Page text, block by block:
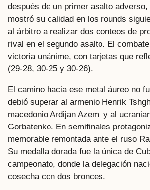
después de un primer asalto adverso,
mostró su calidad en los rounds
al árbitro a realizar dos conteos de
rival en el segundo asalto. El
victoria unánime, con tarjetas que
(29-28, 30-25 y 30-26).
El camino hacia ese metal áureo no
debió superar al armenio Henrik
macedonio Ardijan Azemi y al
Gorbatenko. En semifinales
memorable remontada ante el ruso
Su medalla dorada fue la única de
campeonato, donde la delegación
cosecha con dos bronces.